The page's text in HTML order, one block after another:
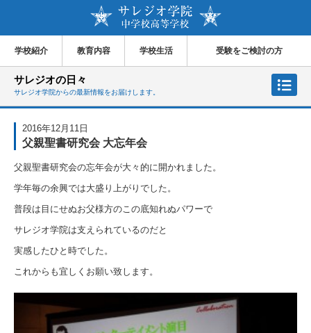
学校紹介 教育内容 学校生活 受験をご検討の方
サレジオの日々
サレジオ学院からの最新情報をお届けします。
2016年12月11日
父親聖書研究会 大忘年会
父親聖書研究会の忘年会が大々的に開かれました。
学年毎の余興では大盛り上がりでした。
普段は目にせぬお父様方のこの底知れぬパワーで
サレジオ学院は支えられているのだと
実感したひと時でした。
これからも宜しくお願い致します。